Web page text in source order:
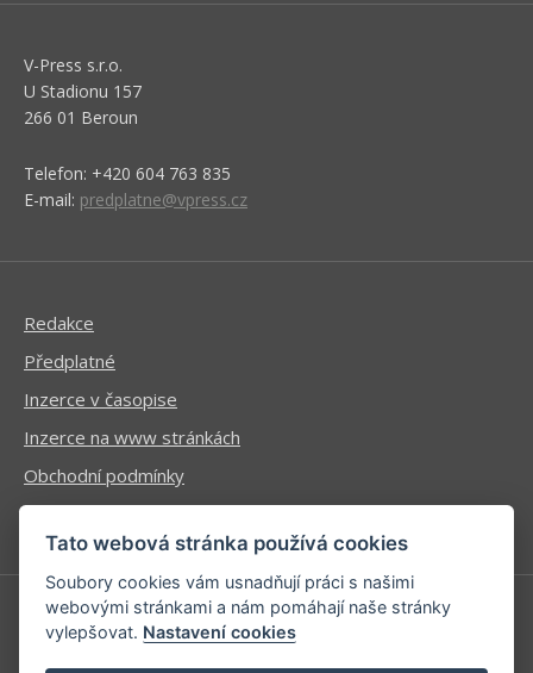
V-Press s.r.o.
U Stadionu 157
266 01 Beroun
Telefon: +420 604 763 835
E-mail: predplatne@vpress.cz
Redakce
Předplatné
Inzerce v časopise
Inzerce na www stránkách
Obchodní podmínky
Ochrana osobních údajů
Příhlášení | Registrace
Tato webová stránka používá cookies
Soubory cookies vám usnadňují práci s našimi
webovými stránkami a nám pomáhají naše stránky
vylepšovat. Nastavení cookies